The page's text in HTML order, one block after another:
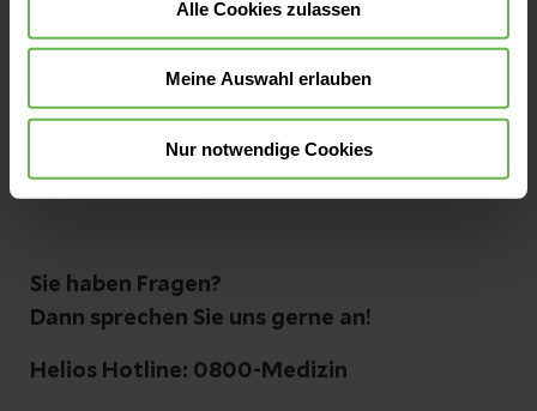
Alle Cookies zulassen
Meine Auswahl erlauben
Nur notwendige Cookies
Friedrichstr. 136
Tel: 030 52 13 21 - 0
Fax: 030 52 13 21 - 1 99
Sie haben Fragen?
Dann sprechen Sie uns gerne an!
Helios Hotline: 0800-Medizin